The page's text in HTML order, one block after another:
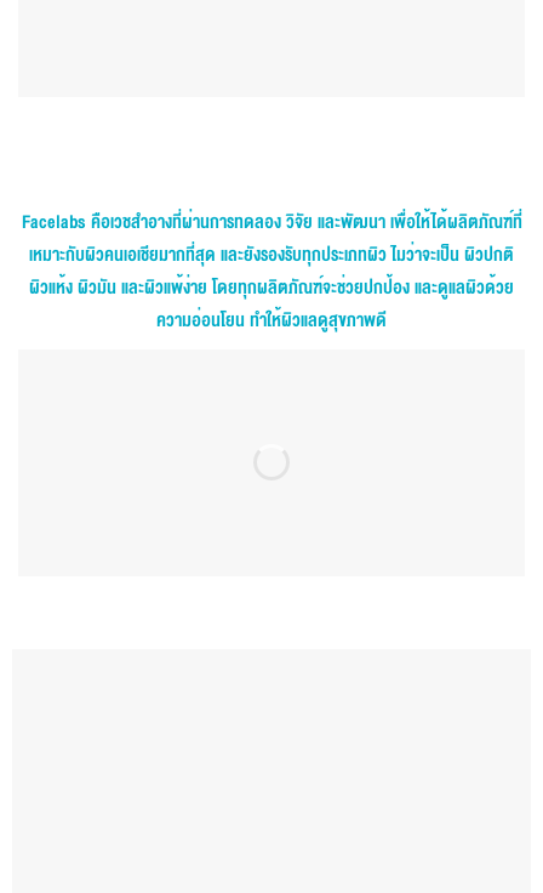
Facelabs คือเวชสำอางที่ผ่านการทดลอง วิจัย และพัฒนา เพื่อให้ได้ผลิตภัณฑ์ที่
เหมาะกับผิวคนเอเชียมากที่สุด และยังรองรับทุกประเภทผิว ไมว่าจะเป็น ผิวปกติ
ผิวแห้ง ผิวมัน และผิวแพ้ง่าย โดยทุกผลิตภัณฑ์จะช่วยปกป้อง และดูแลผิวด้วย
ความอ่อนโยน ทำให้ผิวแลดูสุขภาพดี